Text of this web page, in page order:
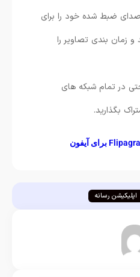
ضبط شده خود را برای
و زمان بندی تصاویر را
در تمام شبکه های
بگذارید.
اپلیکیشن رسانه